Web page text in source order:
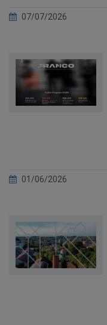
07/07/2026
01/06/2026